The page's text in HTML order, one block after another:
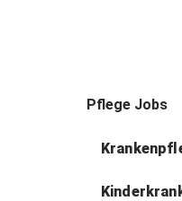
Pflege Jobs